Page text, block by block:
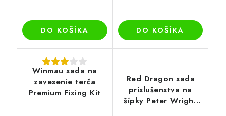
DO KOŠÍKA DO KOŠÍKA
Winmau sada na
zavesenie terča
Premium Fixing Kit
Red Dragon sada
príslušenstva na
šípky Peter Wright